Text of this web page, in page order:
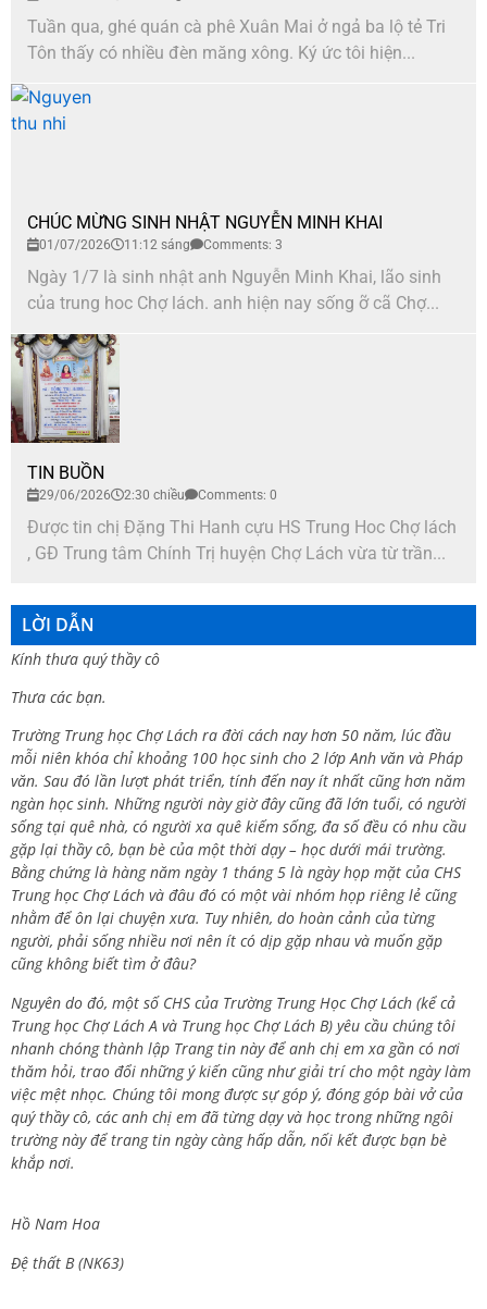
Tuần qua, ghé quán cà phê Xuân Mai ở ngả ba lộ tẻ Tri
Tôn thấy có nhiều đèn măng xông. Ký ức tôi hiện...
CHÚC MỪNG SINH NHẬT NGUYỄN MINH KHAI
01/07/2026 11:12 sáng Comments: 3
Ngày 1/7 là sinh nhật anh Nguyễn Minh Khai, lão sinh
của trung hoc Chợ lách. anh hiện nay sống ỡ cã Chợ...
TIN BUỒN
29/06/2026 2:30 chiều Comments: 0
Được tin chị Đặng Thi Hanh cựu HS Trung Hoc Chợ lách
, GĐ Trung tâm Chính Trị huyện Chợ Lách vừa từ trần...
LỜI DẪN
Kính thưa quý thầy cô
Thưa các bạn.
Trường Trung học Chợ Lách ra đời cách nay hơn 50 năm, lúc đầu
mỗi niên khóa chỉ khoảng 100 học sinh cho 2 lớp Anh văn và Pháp
văn. Sau đó lần lượt phát triển, tính đến nay ít nhất cũng hơn năm
ngàn học sinh. Những người này giờ đây cũng đã lớn tuổi, có người
sống tại quê nhà, có người xa quê kiếm sống, đa số đều có nhu cầu
gặp lại thầy cô, bạn bè của một thời dạy – học dưới mái trường.
Bằng chứng là hàng năm ngày 1 tháng 5 là ngày họp mặt của CHS
Trung học Chợ Lách và đâu đó có một vài nhóm họp riêng lẻ cũng
nhằm để ôn lại chuyện xưa. Tuy nhiên, do hoàn cảnh của từng
người, phải sống nhiều nơi nên ít có dịp gặp nhau và muốn gặp
cũng không biết tìm ở đâu?
Nguyên do đó, một số CHS của Trường Trung Học Chợ Lách (kể cả
Trung học Chợ Lách A và Trung học Chợ Lách B) yêu cầu chúng tôi
nhanh chóng thành lập Trang tin này để anh chị em xa gần có nơi
thăm hỏi, trao đổi những ý kiến cũng như giải trí cho một ngày làm
việc mệt nhọc. Chúng tôi mong được sự góp ý, đóng góp bài vở của
quý thầy cô, các anh chị em đã từng dạy và học trong những ngôi
trường này để trang tin ngày càng hấp dẫn, nối kết được bạn bè
khắp nơi.
Hồ Nam Hoa
Đệ thất B (NK63)